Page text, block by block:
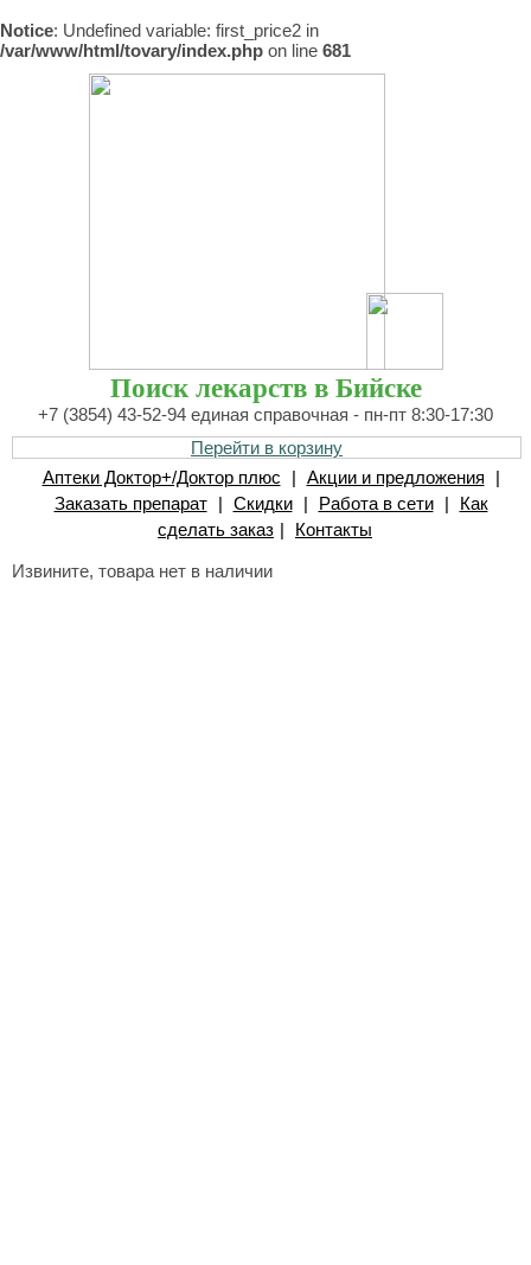
Notice: Undefined variable: first_price2 in
/var/www/html/tovary/index.php on line 681
Поиск лекарств в Бийске
+7 (3854) 43-52-94 единая справочная - пн-пт 8:30-17:30
Перейти в корзину
Аптеки Доктор+/Доктор плюс
| Акции и предложения
|
Заказать препарат
| Скидки | Работа в сети |
Как
сделать заказ | Контакты
Извините, товара нет в наличии